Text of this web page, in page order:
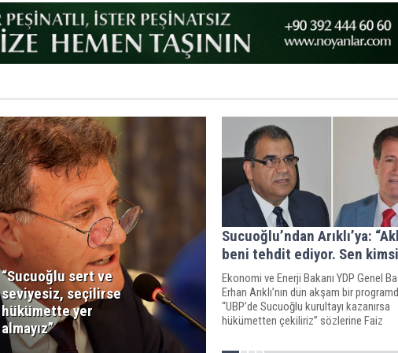
“Sucuoğlu sert ve
seviyesiz, seçilirse
hükümette yer
almayız”
Sucuoğlu’ndan Arıklı’ya:
beni tehdit ediyor. Sen
Ekonomi ve Enerji Bakanı YDP Genel
Erhan Arıklı’nın dün akşam bir
“UBP’de Sucuoğlu kurultayı kazanırsa
hükümetten çekiliriz” sözlerine Faiz